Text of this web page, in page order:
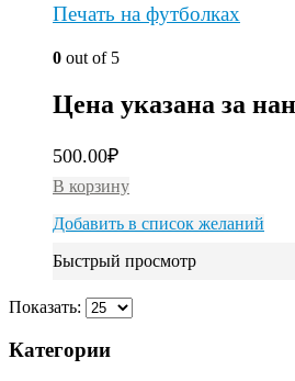
Печать на футболках
0 out of 5
Цена указана за
500.00₽
В корзину
Добавить в список желаний
Быстрый просмотр
Показать:
Категории